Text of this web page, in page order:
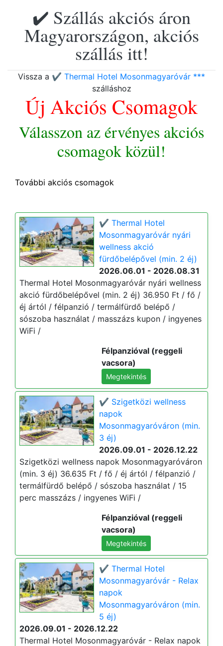
✔️ Szállás akciós áron
Magyarországon, akciós
szállás itt!
Vissza a ✔️ Thermal Hotel Mosonmagyaróvár ***
szálláshoz
Új Akciós Csomagok
Válasszon az érvényes akciós
csomagok közül!
További akciós csomagok
✔️ Thermal Hotel
Mosonmagyaróvár nyári
wellness akció
fürdőbelépővel (min. 2 éj)
2026.06.01 - 2026.08.31
Thermal Hotel Mosonmagyaróvár nyári wellness
akció fürdőbelépővel (min. 2 éj) 36.950 Ft / fő /
éj ártól / félpanzió / termálfürdő belépő /
sószoba használat / masszázs kupon / ingyenes
WiFi /
Félpanzióval (reggeli
vacsora)
Megtekintés
✔️ Szigetközi wellness
napok
Mosonmagyaróváron (min.
3 éj)
2026.09.01 - 2026.12.22
Szigetközi wellness napok Mosonmagyaróváron
(min. 3 éj) 36.635 Ft / fő / éj ártól / félpanzió /
termálfürdő belépő / sószoba használat / 15
perc masszázs / ingyenes WiFi /
Félpanzióval (reggeli
vacsora)
Megtekintés
✔️ Thermal Hotel
Mosonmagyaróvár - Relax
napok
Mosonmagyaróváron (min.
5 éj)
2026.09.01 - 2026.12.22
Thermal Hotel Mosonmagyaróvár - Relax napok